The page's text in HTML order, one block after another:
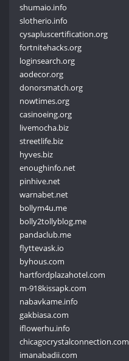
shumaio.info
slotherio.info
cysapluscertification.org
fortnitehacks.org
loginsearch.org
aodecor.org
donorsmatch.org
nowtimes.org
casinoeing.org
livemocha.biz
streetlife.biz
hyves.biz
enoughinfo.net
pinhive.net
warnabet.net
bollym4u.me
bolly2tollyblog.me
pandaclub.me
flyttevask.io
byhous.com
hartfordplazahotel.com
m-918kissapk.com
nabavkame.info
gakbiasa.com
iflowerhu.info
chicagocrystalconnection.com
imanabadii.com